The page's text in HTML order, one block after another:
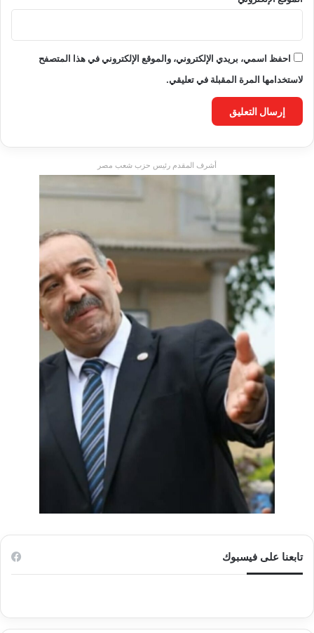
احفظ اسمي، بريدي الإلكتروني، والموقع الإلكتروني في هذا المتصفح
لاستخدامها المرة المقبلة في تعليقي.
أشرف المقدم رئيس حزب شعب مصر
تابعنا على فيسبوك